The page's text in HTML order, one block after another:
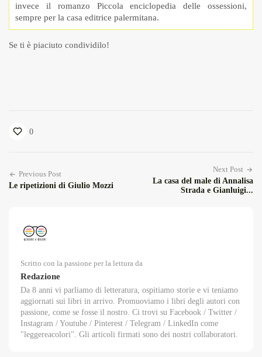
invece il romanzo Piccola enciclopedia delle ossessioni,
sempre per la casa editrice palermitana.
Se ti è piaciuto condividilo!
0
Previous Post
Le ripetizioni di Giulio Mozzi
Next Post
La casa del male di Annalisa
Strada e Gianluigi...
Scritto con la passione per la lettura da
Redazione
Da 8 anni vi parliamo di letteratura, ospitiamo storie e vi teniamo
aggiornati sui libri in arrivo. Promuoviamo i libri degli autori con
passione, come se fosse il nostro. Ci trovi su Facebook / Twitter /
Instagram / Youtube / Pinterest / Telegram / LinkedIn come
"leggereacolori". Gli articoli firmati sono dei nostri collaboratori.